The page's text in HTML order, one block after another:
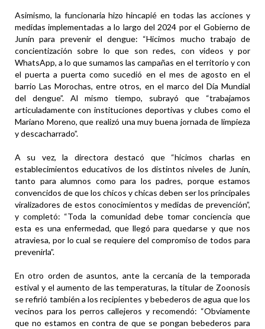
Asimismo, la funcionaria hizo hincapié en todas las acciones y
medidas implementadas a lo largo del 2024 por el Gobierno de
Junín para prevenir el dengue: “Hicimos mucho trabajo de
concientización sobre lo que son redes, con videos y por
WhatsApp, a lo que sumamos las campañas en el territorio y con
el puerta a puerta como sucedió en el mes de agosto en el
barrio Las Morochas, entre otros, en el marco del Día Mundial
del dengue”. Al mismo tiempo, subrayó que “trabajamos
articuladamente con instituciones deportivas y clubes como el
Mariano Moreno, que realizó una muy buena jornada de limpieza
y descacharrado”.
A su vez, la directora destacó que “hicimos charlas en
establecimientos educativos de los distintos niveles de Junín,
tanto para alumnos como para los padres, porque estamos
convencidos de que los chicos y chicas deben ser los principales
viralizadores de estos conocimientos y medidas de prevención”,
y completó: “Toda la comunidad debe tomar conciencia que
esta es una enfermedad, que llegó para quedarse y que nos
atraviesa, por lo cual se requiere del compromiso de todos para
prevenirla”.
En otro orden de asuntos, ante la cercanía de la temporada
estival y el aumento de las temperaturas, la titular de Zoonosis
se refirió también a los recipientes y bebederos de agua que los
vecinos para los perros callejeros y recomendó: “Obviamente
que no estamos en contra de que se pongan bebederos para